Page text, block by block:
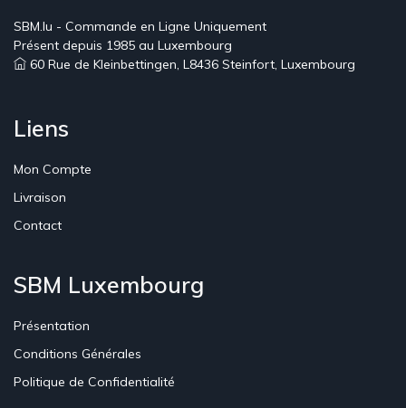
SBM.lu - Commande en Ligne Uniquement
Présent depuis 1985 au Luxembourg
60 Rue de Kleinbettingen, L8436 Steinfort, Luxembourg
Liens
Mon Compte
Livraison
Contact
SBM Luxembourg
Présentation
Conditions Générales
Politique de Confidentialité